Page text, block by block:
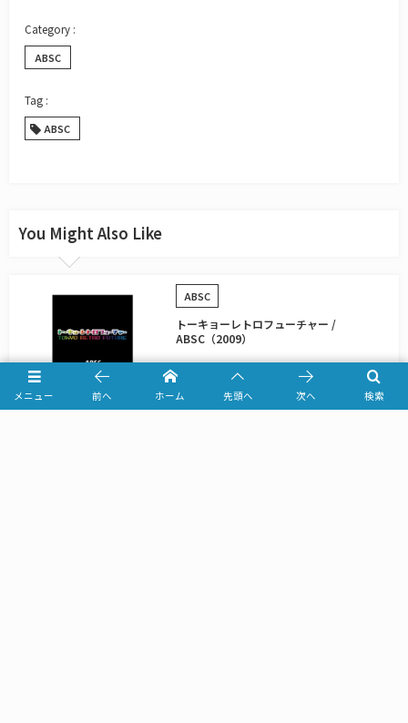
ABSC
ABSC
You Might Also Like
ABSC
トーキョーレトロフューチャー /
ABSC（2009）
メニュー 検索
前へ ホーム 先頭へ 次へ